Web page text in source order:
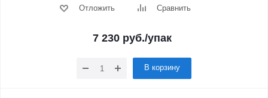
Отложить Сравнить
7 230руб./упак
В корзину